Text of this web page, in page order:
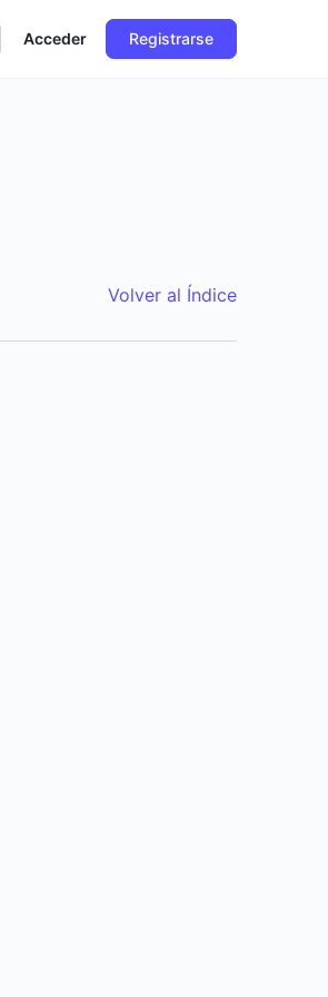
Acceder Registrarse
Volver al Índice